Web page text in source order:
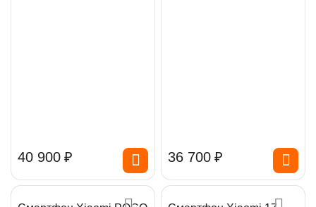
40 900 ₽ 36 700 ₽